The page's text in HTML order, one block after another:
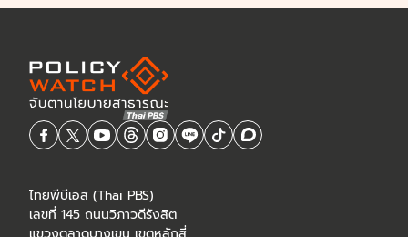
ไทยพีบีเอส (Thai PBS)
เลขที่ 145 ถนนวิภาวดีรังสิต